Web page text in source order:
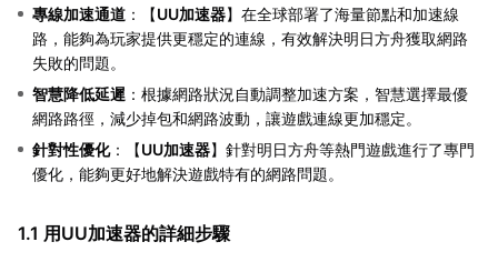
專線加速通道 ：【UU加速器】在全球部署了海量節點和加速線
路，能夠為玩家提供更穩定的連線，有效解決明日方舟獲取網路
失敗的問題。
智慧降低延遲 ：根據網路狀況自動調整加速方案，智慧選擇最優
網路路徑，減少掉包和網路波動，讓遊戲連線更加穩定。
針對性優化：【UU加速器】針對明日方舟等熱門遊戲進行了專門
優化，能夠更好地解決遊戲特有的網路問題。
1.1 用UU加速器的詳細步驟